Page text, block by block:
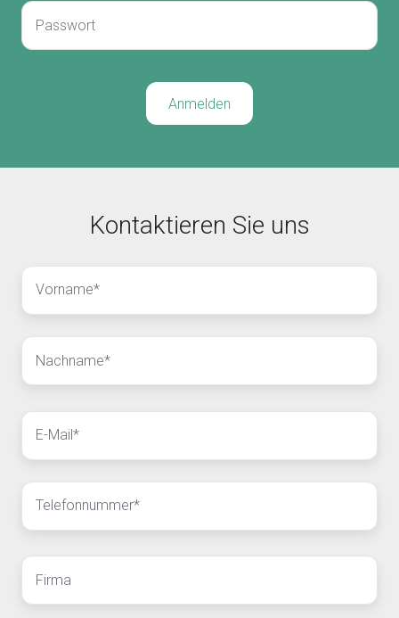
Anmelden
Kontaktieren Sie uns